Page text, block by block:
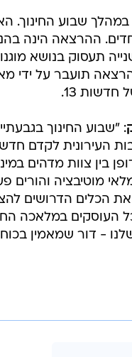
במהלך שבוע החינוך.
ההרצאה הינה
תעסוק בנושא
תועבר על ידי
13.
: "שבוע החינוך
העירונית לקדם
בין צוות מדהים
מוטיבציה והורים
את הכלים הדרושים
העוסקים במלאכה
- דור שמאמין